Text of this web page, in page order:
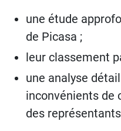
une étude
de Picasa ;
leur classement
une analyse
inconvénients de
des